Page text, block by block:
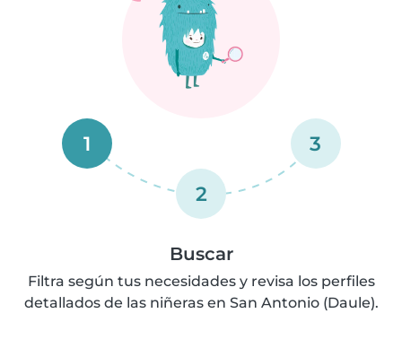
1
2
3
Buscar
Filtra según tus necesidades y revisa los perfiles
detallados de las niñeras en San Antonio (Daule).